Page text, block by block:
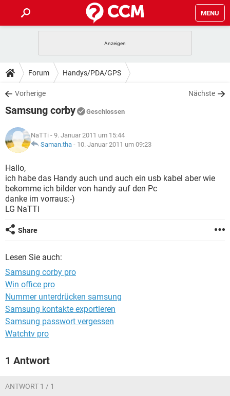
MENU
ANDROID IOS
WINDOWS 10
WHATSAPP TIKTOK
FACEBOOK
TIPPS & TRICKS
SPIELE STREAMING
WHATSAPP TIKTOK
FACEBOOK
DOWNLOADS
SPIELE STREAMING
ANDROID
WINDOWS 10 INSTAGRAM
WHATSAPP
FACEBOOK HARDWARE
SPIELE STREAMING
ANDROID
WINDOWS 10
WHATSAPP TIKTOK
FACEBOOK
LEXIKON
SPIELE
ANDROID IOS
WINDOWS 10
FACEBOOK
Forum Handys/PDA/GPS
Vorherige Nächste
Samsung corby Geschlossen
NaTTi - 9. Januar 2011 um 15:44
Saman.tha - 10. Januar 2011 um 09:23
Hallo,
ich habe das Handy auch und auch ein usb kabel aber wie
bekomme ich bilder von handy auf den Pc
danke im vorraus:-)
LG NaTTi
Share
Lesen Sie auch:
Samsung corby pro
Win office pro
Nummer unterdrücken samsung
Samsung kontakte exportieren
Samsung passwort vergessen
Watchtv pro
1 Antwort
ANTWORT 1 / 1